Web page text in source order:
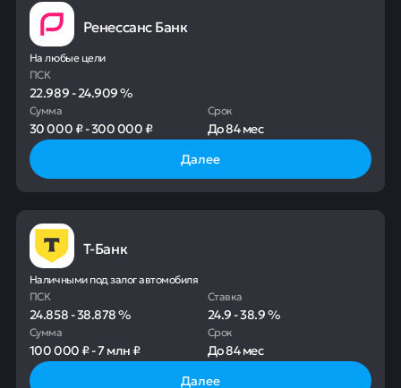
Ренессанс Банк
На любые цели
ПСК
22.989-24.909%
Сумма
30 000 ₽-300 000 ₽
Срок
До84 мес
Далее
Т-Банк
Наличными под залог автомобиля
ПСК
24.858-38.878%
Ставка
24.9-38.9%
Сумма
100 000 ₽-7 млн ₽
Срок
До84 мес
Далее